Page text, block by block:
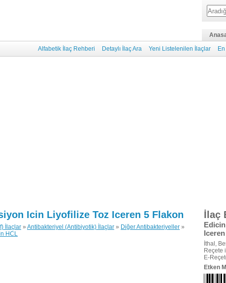
Alfabetik İlaç Rehberi
Detaylı İlaç Ara Yeni Listelenilen İlaçlar
Icin Liyofilize Toz Iceren 5 Flakon
İlaçlar » Antibakteriyel (Antibiyotik) İlaçlar » Diğer Antibakteriyeller »
HCL
İlaç
İthal,
Reçete
E-
Etken